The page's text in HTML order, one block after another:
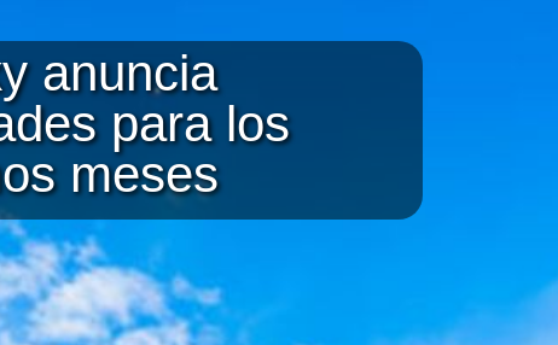
anuncia
para los
meses